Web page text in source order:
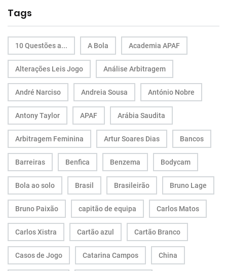
Tags
10 Questões a... A Bola Academia APAF
Alterações Leis Jogo Análise Arbitragem
André Narciso Andreia Sousa António Nobre
Antony Taylor APAF Arábia Saudita
Arbitragem Feminina Artur Soares Dias Bancos
Barreiras Benfica Benzema Bodycam
Bola ao solo Brasil Brasileirão Bruno Lage
Bruno Paixão capitão de equipa Carlos Matos
Carlos Xistra Cartão azul Cartão Branco
Casos de Jogo Catarina Campos China